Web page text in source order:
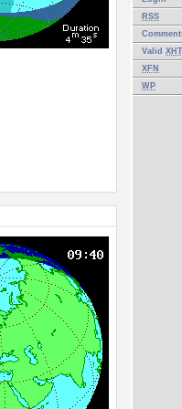
RSS
Valid
XFN
WP